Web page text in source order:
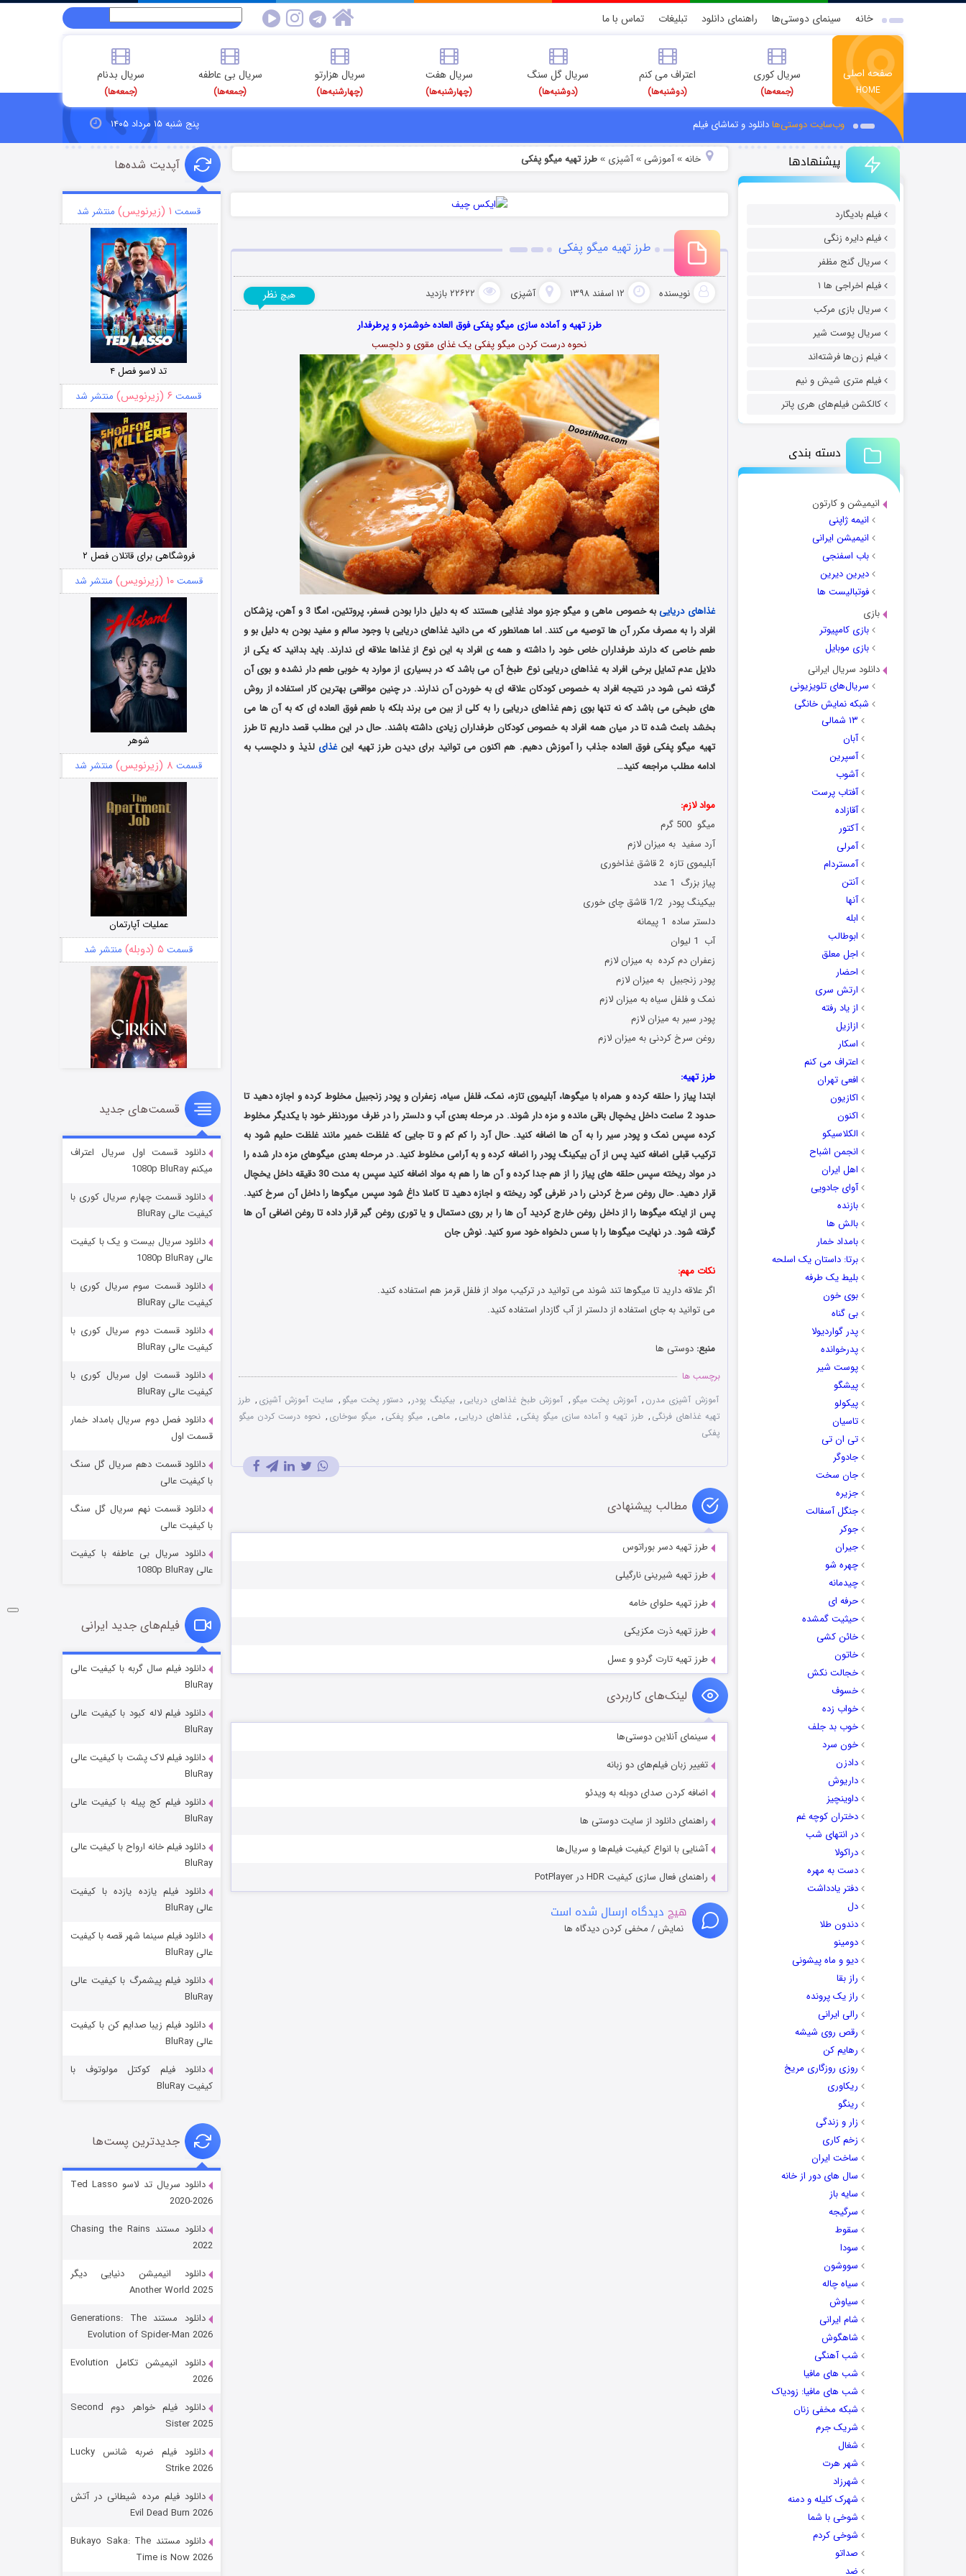
خانه سینمای دوستی‌ها راهنمای دانلود تبلیغات تماس با ما
صفحه اصلی
HOME
سریال کوری
(جمعه‌ها)
اعتراف می کنم
(دوشنبه‌ها)
سریال گل سنگ
(دوشنبه‌ها)
سریال هفت
(چهارشنبه‌ها)
سریال هزارتو
(چهارشنبه‌ها)
سریال بی عاطفه
(جمعه‌ها)
سریال بدنام
(جمعه‌ها)
وب‌سایت دوستی‌هادانلود و تماشای فیلم پنج شنبه ۱۵ مرداد ۱۴۰۵
پیشنهادها
فیلم بادیگارد
فیلم دایره زنگی
سریال گنج مظفر
فیلم اخراجی ها ۱
سریال بازی مرکب
سریال پوست شیر
فیلم زن‌ها فرشته‌اند
فیلم متری شیش و نیم
کالکشن فیلم‌های هری پاتر
دسته بندی
انیمیشن و کارتون
انیمه ژاپنی
انیمیشن ایرانی
باب اسفنجی
دیرین دیرین
فوتبالیست ها
بازی
بازی کامپیوتر
بازی موبایل
دانلود سریال ایرانی
سریال‌های تلویزیونی
شبکه نمایش خانگی
۱۳ شمالی
آبان
آسپرین
آشوب
آفتاب پرست
آقازاده
آکتور
آمرلی
آمستردام
آنتن
آنها
ابله
ابوطالب
اجل معلق
احضار
ارتش سری
از یاد رفته
ازازیل
اسکار
اعتراف می کنم
افعی تهران
اکازیون
اکنون
الکلاسیکو
انجمن اشباح
اهل ایران
آوای جادویی
بازنده
بالش ها
بامداد خمار
برتا: داستان یک اسلحه
بلیط یک‌‌ طرفه
بوی خون
بی گناه
پدر گواردیولا
پدرخوانده
پوست شیر
پیشگو
پیکولو
تاسیان
تی ان تی
جادوگر
جان سخت
جزیره
جنگل آسفالت
جوکر
جیران
چهره شو
چیدمانه
حرفه ای
حیثیت گمشده
خائن کشی
خاتون
خجالت نکش
خسوف
خواب زده
خوب بد جلف
خون سرد
دادزن
داریوش
داوینچیز
دختران کوچه غم
در انتهای شب
دراکولا
دست به مهره
دفتر یادداشت
دل
دندون طلا
دومینو
دیو و ماه پیشونی
راز بقا
راز یک پرونده
رالی ایرانی
رقص روی شیشه
رهایم کن
روزی روزگاری مریخ
ریکاوری
رینگو
زار و زندگی
زخم کاری
ساخت ایران
سال های دور از خانه
سایه باز
سرگیجه
سقوط
سودا
سووشون
سیاه چاله
سیاوش
شام ایرانی
شاهگوش
شب آهنگی
شب های مافیا
شب های مافیا: زودیاک
شبکه مخفی زنان
شریک جرم
شغال
شهر هرت
شهرزاد
شهرک کلیله و دمنه
شوخی با شما
شوخی کردم
صداتو
ضد
خانه»آموزشی »آشپزی » طرز تهیه میگو پفکی
طرز تهیه میگو پفکی
نویسنده ۱۲ اسفند ۱۳۹۸ آشپزی ۲۲۶۲۲ بازدید هیچ نظر
طرز تهیه و آماده سازی میگو پفکی فوق العاده خوشمزه و پرطرفدار
نحوه درست کردن میگو پفکی یک غذای مقوی و دلچسب
غذاهای دریایی
به خصوص ماهی و میگو جزو مواد غذایی هستند که به دلیل دارا بودن فسفر، پروتئین، امگا 3 و آهن، پزشکان
افراد را به مصرف مکرر آن ها توصیه می کنند. اما همانطور که می دانید غذاهای دریایی با وجود سالم و مفید بودن به دلیل بو و
طعم خاصی که دارند طرفداران خاص خود را داشته و همه ی افراد به این نوع از غذاها علاقه ای ندارند. باید بدانید که یکی از
دلایل عدم تمایل برخی افراد به غذاهای دریایی نوع طبخ آن می باشد که در بسیاری از موارد به خوبی طعم دار نشده و بوی آن
گرفته نمی شود در نتیجه افراد به خصوص کودکان علاقه ای به خوردن آن ندارند. در چنین مواقعی بهترین کار استفاده از روش
های طبخی می باشد که نه تنها بوی زهم غذاهای دریایی را به کلی از بین می برند بلکه با طعم فوق العاده ای که به آن ها می
بخشد باعث شده تا در میان همه افراد به خصوص کودکان طرفداران زیادی داشته باشند. حال در این مطلب قصد داریم تا طرز
تهیه میگو پفکی فوق العاده جذاب را آموزش دهیم. هم اکنون می توانید برای دیدن طرز تهیه اینغذای لذیذ و دلچسب به
ادامه مطلب مراجعه کنید…
مواد لازم:
میگو 500 گرم
آرد سفید به میزان لازم
آبلیموی تازه 2 قاشق غذاخوری
پیاز بزرگ 1 عدد
بیکینگ پودر 1/2 قاشق چای خوری
دلستر ساده 1 پیمانه
آب 1 لیوان
زعفران دم کرده به میزان لازم
پودر زنجبیل به میزان لازم
نمک و فلفل سیاه به میزان لازم
پودر سیر به میزان لازم
روغن سرخ کردنی به میزان لازم
طرز تهیه:
ابتدا پیاز را حلقه کرده و همراه با میگوها، آبلیموی تازه، نمک، فلفل سیاه، زعفران و پودر زنجبیل مخلوط کرده و اجازه دهید تا
حدود 2 ساعت داخل یخچال باقی مانده و مزه دار شوند. در مرحله بعدی آب و دلستر را در ظرف موردنظر خود با یکدیگر مخلوط
کرده سپس نمک و پودر سیر را به آن ها اضافه کنید. حال آرد را کم کم و تا جایی که غلظت خمیر مانند غلظت حلیم شود به
ترکیب قبلی اضافه کنید پس از آن بیکینگ پودر را اضافه کرده و به آرامی مخلوط کنید. در مرحله بعدی میگوهای مزه دار شده را
در مواد ریخته سپس حلقه های پیاز را از هم جدا کرده و آن ها را هم به مواد اضافه کنید سپس به مدت 30 دقیقه داخل یخچال
قرار دهید. حال روغن سرخ کردنی را در ظرفی گود ریخته و اجازه دهید تا کاملا داغ شود سپس میگوها را داخل آن سرخ کنید.
پس از اینکه میگوها را از داخل روغن خارج کردید آن ها را بر روی دستمال و یا توری روغن گیر قرار داده تا روغن اضافی آن ها
گرفته شود. در نهایت میگوها را با سس دلخواه خود سرو کنید. نوش جان
نکات مهم:
اگر علاقه دارید تا میگوها تند شوند می توانید در ترکیب مواد از فلفل قرمز هم استفاده کنید.
می توانید به جای استفاده از دلستر از آب گازدار استفاده کنید.
منبع: دوستی ها
برچسب ها
آموزش آشپزی مدرن , آموزش پخت میگو , آموزش طبخ غذاهای دریایی , بیکینگ پودر , دستور پخت میگو , سایت آموزش آشپزی , طرز
تهیه غذاهای فرنگی , طرز تهیه و آماده سازی میگو پفکی , غذاهای دریایی , ماهی , میگو پفکی , میگو سوخاری , نحوه درست کردن میگو
پفکی
مطالب پیشنهادی
طرز تهیه دسر بوراتوس
طرز تهیه شیرینی نارگیلی
طرز تهیه حلوای خامه
طرز تهیه ذرت مکزیکی
طرز تهیه تارت گردو و عسل
لینک‌های کاربردی
سینمای آنلاین دوستی‌ها
تغییر زبان فیلم‌های دو زبانه
اضافه کردن صدای دوبله به ویدئو
راهنمای دانلود از سایت دوستی ها
آشنایی با انواع کیفیت فیلم‌ها و سریال‌ها
راهنمای فعال سازی کیفیت HDR در PotPlayer
هیچ دیدگاه ارسال شده است
نمایش / مخفی کردن دیدگاه ها
آپدیت شده‌ها
قسمت ۱ (زیرنویس) منتشر شد
تد لاسو فصل ۴
قسمت ۶ (زیرنویس) منتشر شد
فروشگاهی برای قاتلان فصل ۲
قسمت۱۰ (زیرنویس) منتشر شد
شوهر
قسمت ۸ (زیرنویس) منتشر شد
عملیات آپارتمان
قسمت ۵ (دوبله) منتشر شد
سریال زشت
قسمت۲ (زیرنویس) منتشر شد
مردگان متحرک: شهر مرده ۳
شکست استوارت در نجات جهان
قسمت ۷ (زیرنویس) منتشر شد
شوگر فصل ۲
قسمت
خاندان اژدها فصل ۳
جادوگری در مغولستان
قسمت
رویایی برای تو
قسمت
قسمت‌های جدید
دانلود قسمت اول سریال اعتراف
میکنم 1080p BluRay
دانلود قسمت چهارم سریال کوری با
کیفیت عالی BluRay
دانلود سریال بیست و یک با کیفیت
عالی 1080p BluRay
دانلود قسمت سوم سریال کوری با
کیفیت عالی BluRay
دانلود قسمت دوم سریال کوری با
کیفیت عالی BluRay
دانلود قسمت اول سریال کوری با
کیفیت عالی BluRay
دانلود فصل دوم سریال بامداد خمار
قسمت اول
دانلود قسمت دهم سریال گل سنگ
با کیفیت عالی
دانلود قسمت نهم سریال گل سنگ
با کیفیت عالی
دانلود سریال بی عاطفه با کیفیت
عالی 1080p BluRay
فیلم‌های جدید ایرانی
دانلود فیلم سال گربه با کیفیت عالی
BluRay
دانلود فیلم لاله کبود با کیفیت عالی
BluRay
دانلود فیلم لاک پشت با کیفیت عالی
BluRay
دانلود فیلم کج‌ پیله با کیفیت عالی
BluRay
دانلود فیلم خانه ارواح با کیفیت عالی
BluRay
دانلود فیلم یازده یازده با کیفیت
عالی BluRay
دانلود فیلم سینما شهر قصه با کیفیت
عالی BluRay
دانلود فیلم پیشمرگ با کیفیت عالی
BluRay
دانلود فیلم زیبا صدایم کن با کیفیت
عالی BluRay
دانلود فیلم کوکتل مولوتوف با
کیفیت BluRay
جدیدترین پست‌ها
دانلود سریال تد لاسو Ted Lasso
2020-2026
دانلود مستند Chasing the Rains
2022
دانلود انیمیشن دنیایی دیگر
Another World 2025
دانلود مستند Generations: The
Evolution of Spider-Man 2026
دانلود انیمیشن تکامل Evolution
2026
دانلود فیلم خواهر دوم Second
Sister 2025
دانلود فیلم ضربه شانس Lucky
Strike 2026
دانلود فیلم مرده شیطانی در آتش
Evil Dead Burn 2026
دانلود مستند Bukayo Saka: The
Time is Now 2026